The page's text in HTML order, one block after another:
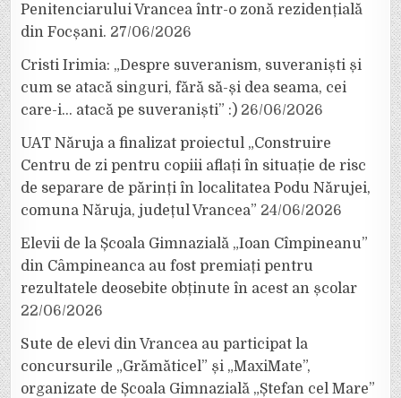
Penitenciarului Vrancea într-o zonă rezidențială
din Focșani. 27/06/2026
Cristi Irimia: „Despre suveranism, suveraniști și
cum se atacă singuri, fără să-și dea seama, cei
care-i… atacă pe suveraniști” :) 26/06/2026
UAT Năruja a finalizat proiectul „Construire
Centru de zi pentru copiii aflați în situație de risc
de separare de părinți în localitatea Podu Nărujei,
comuna Năruja, județul Vrancea” 24/06/2026
Elevii de la Școala Gimnazială „Ioan Cîmpineanu”
din Câmpineanca au fost premiați pentru
rezultatele deosebite obținute în acest an școlar
22/06/2026
Sute de elevi din Vrancea au participat la
concursurile „Grămăticel” și „MaxiMate”,
organizate de Școala Gimnazială „Ștefan cel Mare”